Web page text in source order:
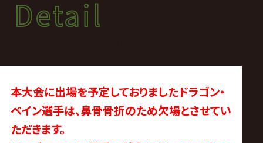
果
|
プ
ロ
試合結果
Detail
本大会に出場を予定しておりましたドラゴン・
ベイン選手は、鼻骨骨折のため欠場とさせてい
ただきます。